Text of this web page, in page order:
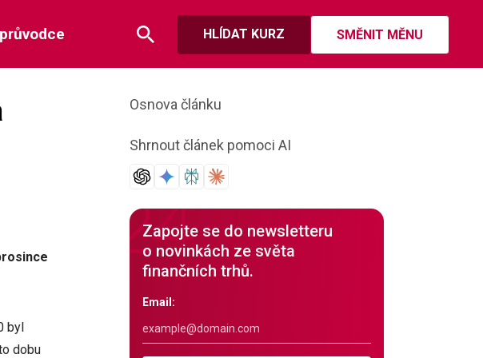
HLÍDAT KURZ SMĚNIT MĚNU
byl
dobu
Osnova článku
Shrnout článek pomoci AI
Zapojte se do newsletteru
o novinkách ze světa
finančních trhů.
Email: